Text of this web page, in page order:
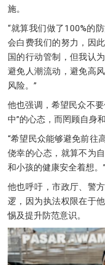
施。
“就算我们做了100%的
会白费我们的努力，因
国的行动管制，但我认
避免人潮流动，避免高
风险。”
他也强调，希望民众不
中”的心态，而罔顾自身
“希望民众能够避免前往
侥幸的心态，就算不为
和小孩的健康安全着想。”
他也呼吁，市政厅、警
逻，因为执法权限在于
惕及提升防范意识。